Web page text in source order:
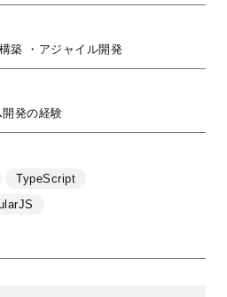
築 ・アジャイル開発
発の経験
TypeScript